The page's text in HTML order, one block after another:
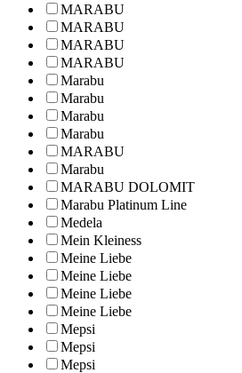
MARABU
MARABU
MARABU
MARABU
Marabu
Marabu
Marabu
Marabu
MARABU
Marabu
MARABU DOLOMIT
Marabu Platinum Line
Medela
Mein Kleiness
Meine Liebe
Meine Liebe
Meine Liebe
Meine Liebe
Mepsi
Mepsi
Mepsi